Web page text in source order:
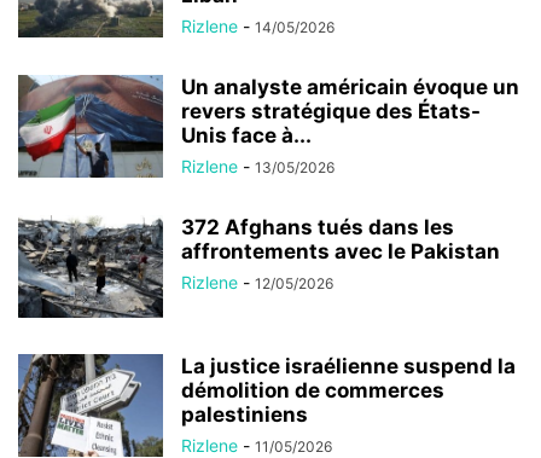
Rizlene - 14/05/2026
Un analyste américain évoque un
revers stratégique des États-
Unis face à...
Rizlene - 13/05/2026
372 Afghans tués dans les
affrontements avec le Pakistan
Rizlene - 12/05/2026
La justice israélienne suspend la
démolition de commerces
palestiniens
Rizlene - 11/05/2026